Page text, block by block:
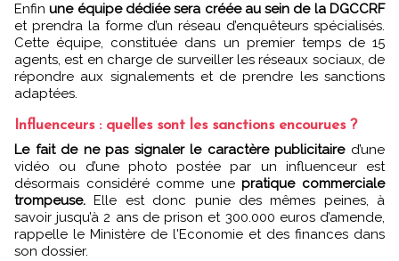
Enfinune équipe dédiée sera créée au sein de la DGCCRF
et prendra la forme d’un réseau d’enquêteurs spécialisés.
Cette équipe, constituée dans un premier temps de 15
agents, est en charge de surveiller les réseaux sociaux, de
répondre aux signalements et de prendre les sanctions
adaptées.
Influenceurs : quelles sont les sanctions encourues ?
Le fait de ne pas signaler le caractère publicitaired’une
vidéo ou d’une photo postée par un influenceur est
désormais considéré comme unepratique commerciale
trompeuse. Elle est donc punie des mêmes peines, à
savoir jusqu’à 2 ans de prison et 300.000 euros d’amende,
rappelle le Ministère de l'Economie et des finances dans
son dossier.